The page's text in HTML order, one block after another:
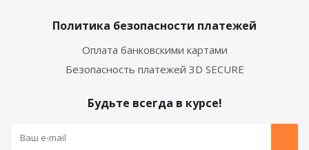
Политика безопасности платежей
Оплата банковскими картами
Безопасность платежей 3D SECURE
Будьте всегда в курсе!